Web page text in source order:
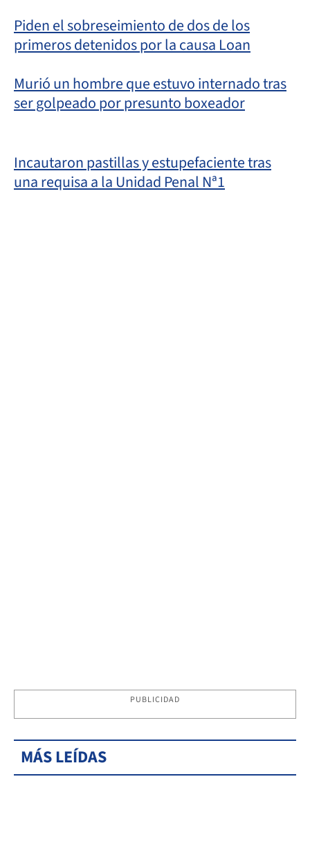
Piden el sobreseimiento de dos de los
primeros detenidos por la causa Loan
Murió un hombre que estuvo internado tras
ser golpeado por presunto boxeador
Incautaron pastillas y estupefaciente tras
una requisa a la Unidad Penal Nª1
PUBLICIDAD
MÁS LEÍDAS